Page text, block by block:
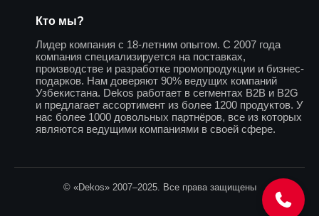
Кто мы?
Лидер компания с 18-летним опытом. С 2007 года
компания специализируется на поставках,
производстве и разработке промопродукции и бизнес-
подарков. Нам доверяют 90% ведущих компаний
Узбекистана. Dekos работает в сегментах B2B и B2G
и предлагает ассортимент из более 1200 продуктов. У
нас более 1000 довольных партнёров, все из которых
являются ведущими компаниями в своей сфере.
© «Dekos» 2007–2025. Все права защищены